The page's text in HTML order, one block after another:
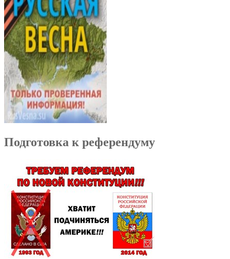
Подготовка к референдуму